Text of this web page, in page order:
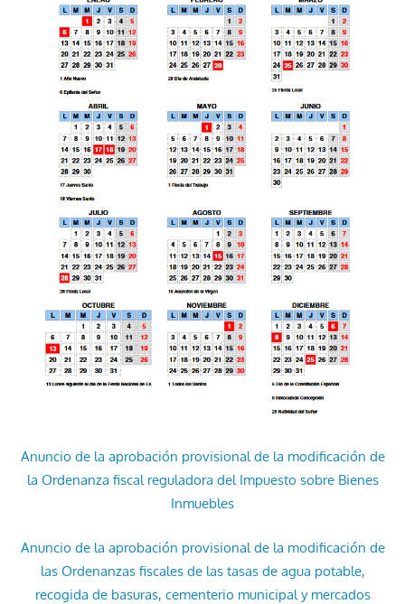
Anuncio de la aprobación provisional de la modificación de
la Ordenanza fiscal reguladora del Impuesto sobre Bienes
Inmuebles
Anuncio de la aprobación provisional de la modificación de
las Ordenanzas fiscales de las tasas de agua potable,
recogida de basuras, cementerio municipal y mercados